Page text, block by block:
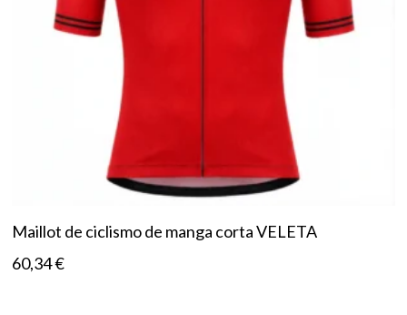
Maillot de ciclismo de manga corta VELETA
60,34€